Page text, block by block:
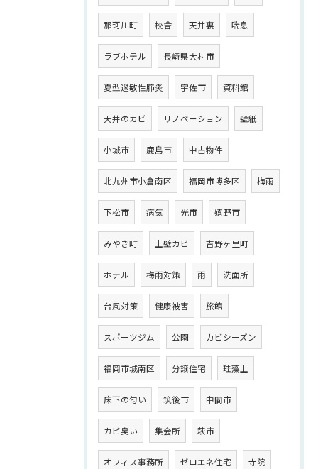
那珂川町 校舎 天井裏 喘息
ラブホテル 長崎県大村市
夏型過敏性肺炎 宇佐市 資料館
天井のカビ リノベーション 壁紙
小城市 鹿島市 中古物件
北九州市小倉南区 福岡市博多区 梅雨
下松市 病気 光市 嬉野市
みやき町 土壁カビ 吉野ヶ里町
ホテル 梅雨対策 雨 洗面所
台風対策 健康被害 旅館
スポーツジム 公園 カビシーズン
福岡市城南区 分譲住宅 珪藻土
床下の匂い 筑後市 中間市
カビ臭い 集会所 萩市
オフィス事務所 ゼロエネ住宅 寺院